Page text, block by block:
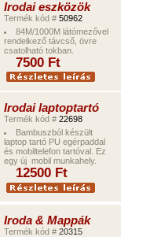
Irodai eszközök
Termék kód # 50962
84M/1000M látómezővel
rendelkező távcső, övre
csatolható tokban.
7500 Ft
Irodai laptoptartó
Termék kód # 22698
Bambuszból készült
laptop tartó PU egérpaddal
és mobiltelefon tartóval. Ez
egy új mobil munkahely.
12500 Ft
Iroda & Mappák
Termék kód # 20315